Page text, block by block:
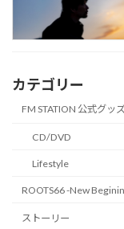
カテゴリー
FM STATION 公式グッ
CD/DVD
Lifestyle
ROOTS66 -New
ストーリー